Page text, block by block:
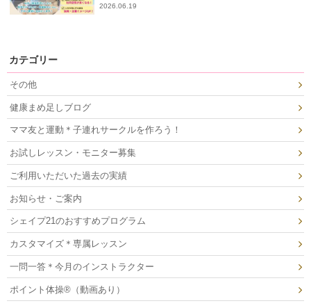
2026.06.19
カテゴリー
その他
健康まめ足しブログ
ママ友と運動＊子連れサークルを作ろう！
お試しレッスン・モニター募集
ご利用いただいた過去の実績
お知らせ・ご案内
シェイプ21のおすすめプログラム
カスタマイズ＊専属レッスン
一問一答＊今月のインストラクター
ポイント体操®（動画あり）